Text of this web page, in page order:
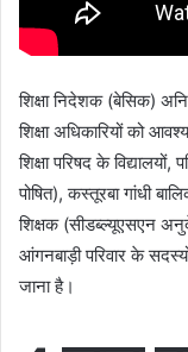
शिक्षा निदेशक (बेसिक)
शिक्षा अधिकारियों को
शिक्षा परिषद के विद्यालयों,
पोषित), कस्तूरबा गांधी
शिक्षक (सीडब्ल्यूएसएन
आंगनबाड़ी परिवार के
जाना है।